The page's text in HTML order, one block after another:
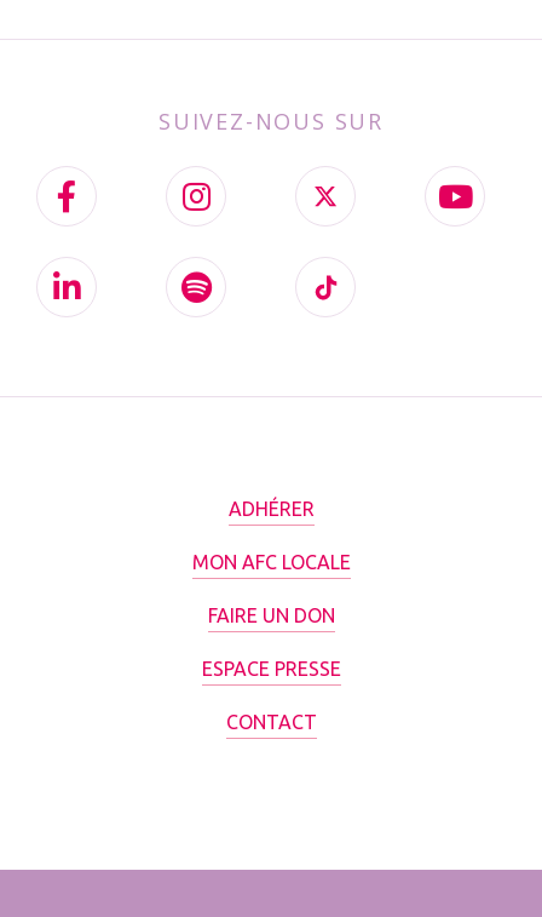
SUIVEZ-NOUS SUR
ADHÉRER
MON AFC LOCALE
FAIRE UN DON
ESPACE PRESSE
CONTACT